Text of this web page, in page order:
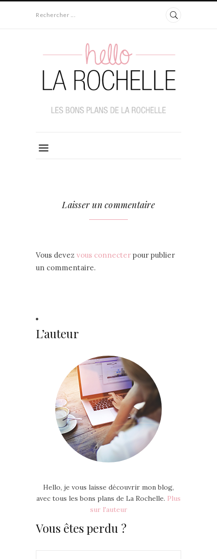
Rechercher ...
Laisser un commentaire
Vous devez vous connecter pour publier
un commentaire.
L’auteur
Hello, je vous laisse découvrir mon blog,
avec tous les bons plans de La Rochelle. Plus
sur l'auteur
Vous êtes perdu ?